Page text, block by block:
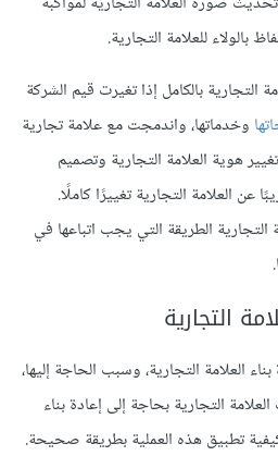
بالولاء للعلامة التجارية.
التجارية بالكامل إذا تغيرت قيم الشركة
وخدماتها، واندمجت مع علامة تجارية
هوية العلامة التجارية وتصميم
عن العلامة التجارية تغييرًا كاملًا.
الطريقة التي يجب اتباعها في
التجارية
العلامة التجارية، وسبب الحاجة إليها،
التجارية بحاجة إلى إعادة بناء
تطبيق هذه العملية بطريقة صحيحة.